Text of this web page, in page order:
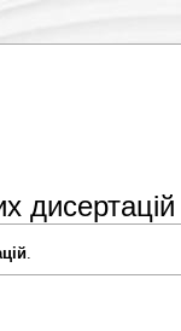
дисертацій
.